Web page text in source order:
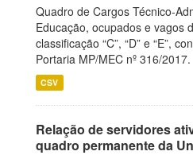
Quadro de Cargos Técnico-
Educação, ocupados e vagos
classificação “C”, “D” e “E”,
Portaria MP/MEC nº 316/2017.
CSV
Relação de servidores
quadro permanente da